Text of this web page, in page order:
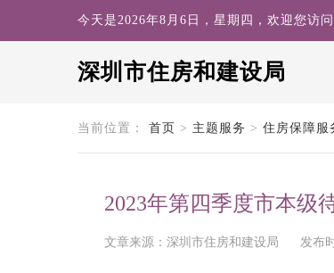
今天是2026年8月6日，星期四，欢迎您访
深圳市住房和建设局
search
当前位置： 首页 > 主题服务 > 住房保障服
2023年第四季度市本级
文章来源：深圳市住房和建设局 发布